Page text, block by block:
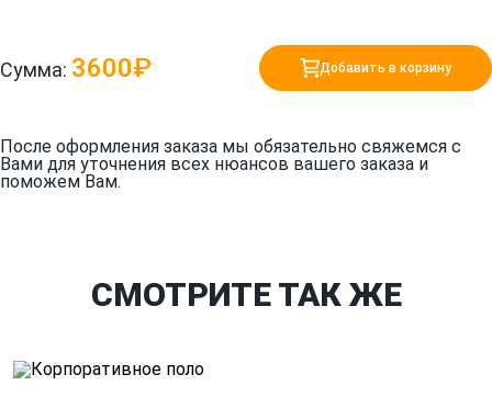
После оформления заказа мы обязательно свяжемся с
Вами для уточнения всех нюансов вашего заказа и
поможем Вам.
Сумма: 3600₽ Добавить в корзину
СМОТРИТЕ ТАК ЖЕ